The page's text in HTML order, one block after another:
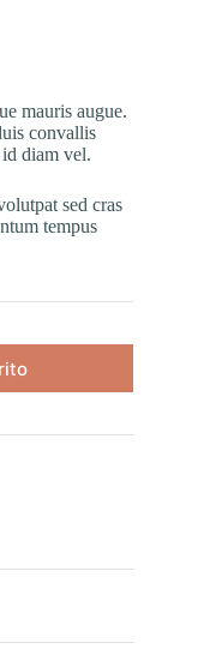
mauris augue.
convallis
diam vel.
sed cras
tempus